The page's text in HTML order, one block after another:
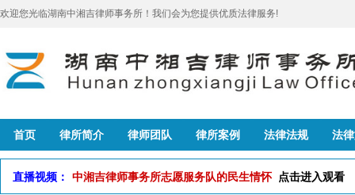
欢迎您光临湖南中湘吉律师事务所！我们会为您提供优质法律服务!
首页 律所简介 律师团队 律所案例 法律法规 法
直播视频： 中湘吉律师事务所志愿服务队的民生情怀 点击进入观看